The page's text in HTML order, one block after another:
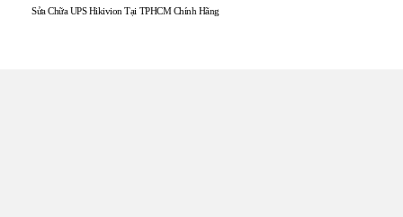
Sửa Chữa UPS Hikivion Tại TPHCM Chính Hãng